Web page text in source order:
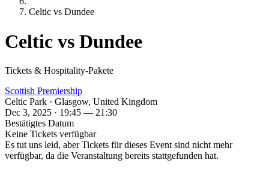
Celtic vs Dundee
Celtic vs Dundee
Tickets & Hospitality-Pakete
Scottish Premiership
Celtic Park · Glasgow, United Kingdom
Dec 3, 2025 · 19:45 — 21:30
Bestätigtes Datum
Keine Tickets verfügbar
Es tut uns leid, aber Tickets für dieses Event sind nicht mehr
verfügbar, da die Veranstaltung bereits stattgefunden hat.